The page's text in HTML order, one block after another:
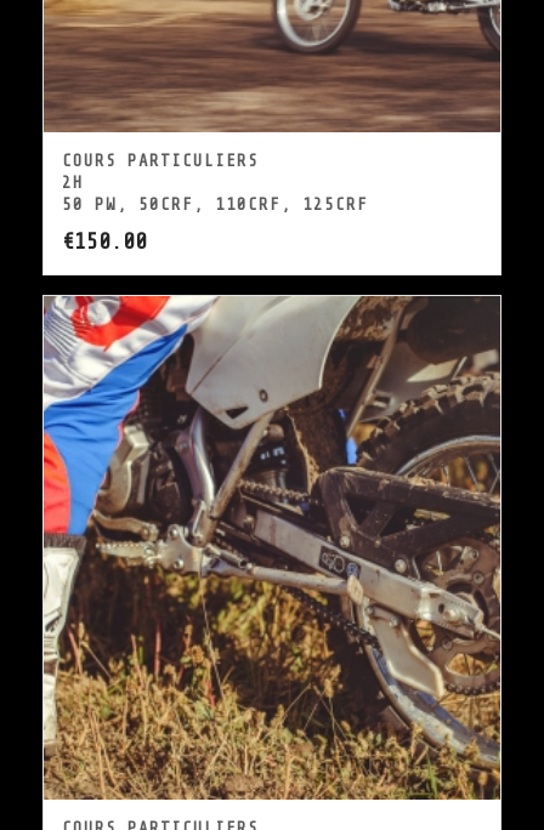
COURS PARTICULIERS
2H
50 PW, 50CRF, 110CRF, 125CRF
€150.00